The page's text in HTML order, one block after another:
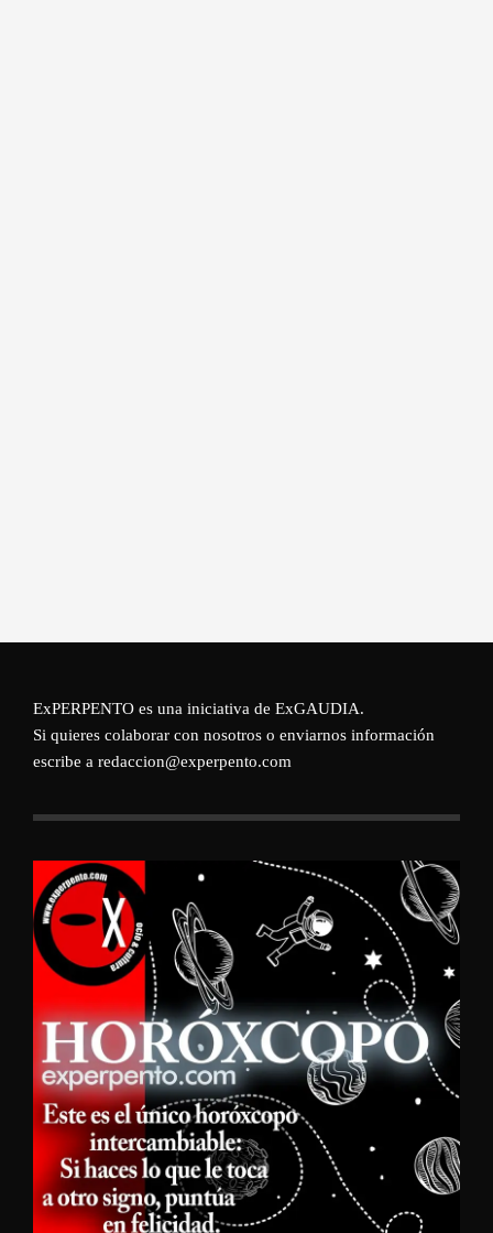
ExPERPENTO es una iniciativa de ExGAUDIA.
Si quieres colaborar con nosotros o enviarnos información
escribe a redaccion@experpento.com